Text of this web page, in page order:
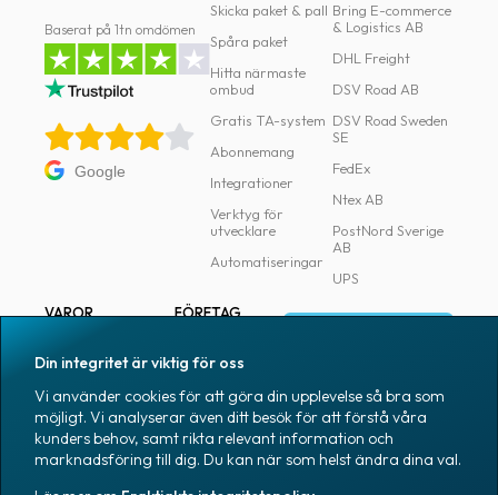
Baserat på 1tn omdömen
Google
Skicka paket & pall
Spåra paket
Hitta närmaste
ombud
Gratis TA-system
Abonnemang
Integrationer
Verktyg för
utvecklare
Automatiseringar
Bring E-commerce
& Logistics AB
DHL Freight
DSV Road AB
DSV Road Sweden
SE
FedEx
Ntex AB
PostNord Sverige
AB
UPS
VAROR
Märkning
Emballage
Emballagetillbehör
Kontorsvaror
FÖRETAG
Pressrum
Medarbetare
Jobb & karriär
Nyhetsarkiv
Skapa konto
Din integritet är viktig för oss
Vi använder cookies för att göra din upplevelse så bra som
möjligt. Vi analyserar även ditt besök för att förstå våra
kunders behov, samt rikta relevant information och
marknadsföring till dig. Du kan när som helst ändra dina val.